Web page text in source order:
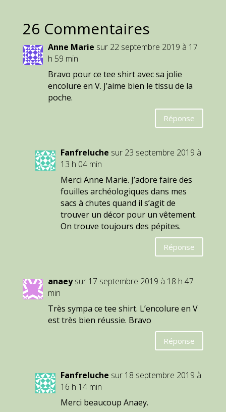
26 Commentaires
Anne Marie sur 22 septembre 2019 à 17
h 59 min
Bravo pour ce tee shirt avec sa jolie
encolure en V. J’aime bien le tissu de la
poche.
Réponse
Fanfreluche sur 23 septembre 2019 à
13 h 04 min
Merci Anne Marie. J’adore faire des
fouilles archéologiques dans mes
sacs à chutes quand il s’agit de
trouver un décor pour un vêtement.
On trouve toujours des pépites.
Réponse
anaey sur 17 septembre 2019 à 18 h 47
min
Très sympa ce tee shirt. L’encolure en V
est très bien réussie. Bravo
Réponse
Fanfreluche sur 18 septembre 2019 à
16 h 14 min
Merci beaucoup Anaey.